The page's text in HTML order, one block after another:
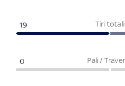
Tiri totali
19
Pali /
0